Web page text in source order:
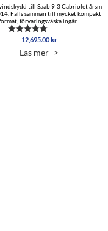
till Saab 9-3 Cabriolet årsm
Fälls samman till mycket kompakt
förvaringsväska ingår...
Betygsatt
av 5
12,695.00 kr
Läs mer ->